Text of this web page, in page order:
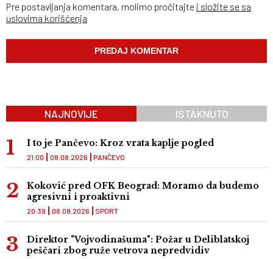
Pre postavljanja komentara, molimo pročitajte i složite se sa
uslovima korišćenja
NAJNOVIJE ISTAKNUTO
I to je Pančevo: Kroz vrata kaplje pogled
PANČEVO
21:00 08.08.2026
Koković pred OFK Beograd: Moramo da budemo
agresivni i proaktivni
SPORT
20:39 08.08.2026
Direktor "Vojvodinašuma": Požar u Deliblatskoj
peščari zbog ruže vetrova nepredvidiv